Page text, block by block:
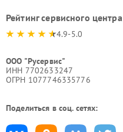
Рейтинг сервисного центра
4.9-5.0
ООО "Русервис"
ИНН 7702633247
ОГРН 1077746335776
Поделиться в соц. сетях: